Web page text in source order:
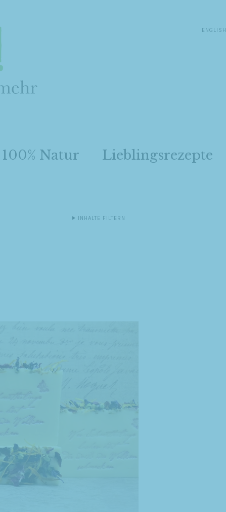
ENGLISH
100% Natur Lieblingsrezepte
INHALTE FILTERN